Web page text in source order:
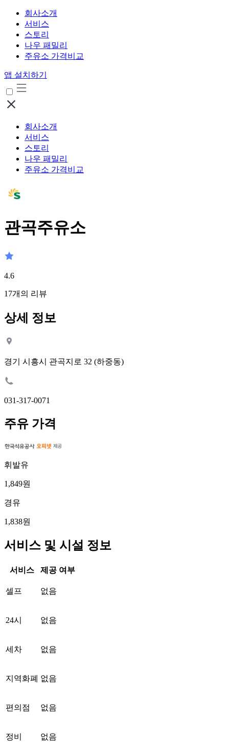
회사소개
서비스
스토리
나우 패밀리
주유소 가격비교
앱 설치하기
회사소개
서비스
스토리
나우 패밀리
주유소 가격비교
관곡주유소
4.6
17개의 리뷰
상세 정보
경기 시흥시 관곡지로 32 (하중동)
031-317-0071
주유 가격
휘발유
1,849원
경유
1,838원
서비스 및 시설 정보
서비스 제공 여부
셀프 없음
24시 없음
세차 없음
지역화폐 없음
편의점 없음
정비 없음